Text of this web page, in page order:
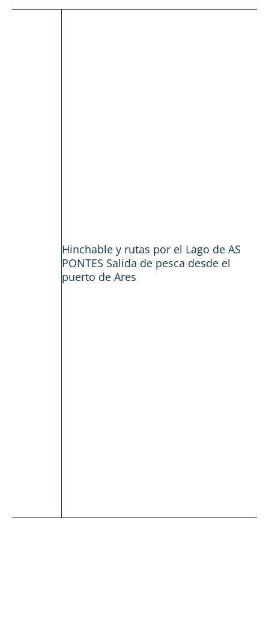
Hinchable y rutas por el Lago de AS
PONTES Salida de pesca desde el
puerto de Ares